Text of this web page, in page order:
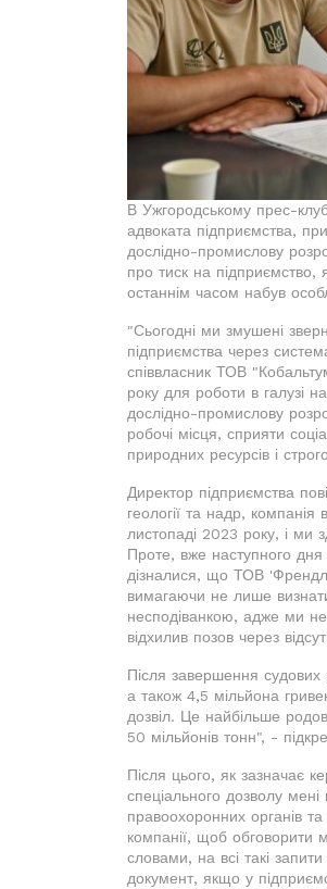
В Ужгородському прес-
адвоката підприємства,
дослідно-промислову
про тиск на підприємство,
останнім часом набув
"Сьогодні ми змушені
підприємства через
співвласник ТОВ
року для роботи в галузі
дослідно-промислову
робочі місця, сприяти
природних ресурсів і
Директор підприємства
геології та надр,
листопаді 2023 року, і ми
Проте, вже наступного дня
дізналися, що ТОВ 'Френдлі
вимагаючи не лише
несподіванкою, адже ми
відхилив позов через
Після завершення судових
а також 4,5 мільйона
дозвіл. Це найбільше
50 мільйонів тонн", -
Після цього, як зазначає
спеціального дозволу
правоохоронних органів
компанії, щоб обговорити
словами, на всі такі
документ, якщо у